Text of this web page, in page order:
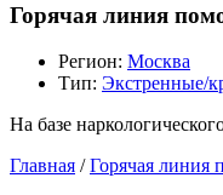
Горячая линия
Регион: Москва
Тип: Экстренные/
На базе
Главная /Горячая линия